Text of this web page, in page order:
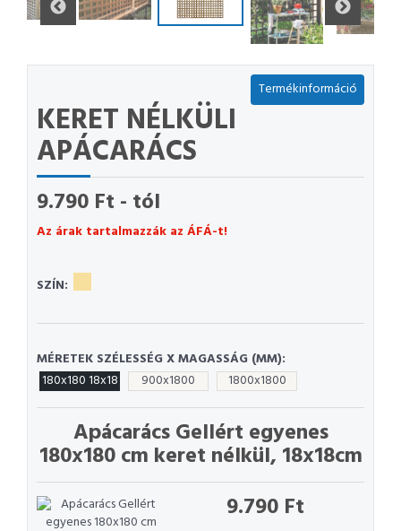
Termékinformáció
KERET NÉLKÜLI
APÁCARÁCS
9.790 Ft - tól
Az árak tartalmazzák az ÁFÁ-t!
SZÍN:
MÉRETEK SZÉLESSÉG X MAGASSÁG (MM):
180x180 18x18
900x1800 1800x1800
Apácarács Gellért egyenes
180x180 cm keret nélkül, 18x18cm
9.790 Ft